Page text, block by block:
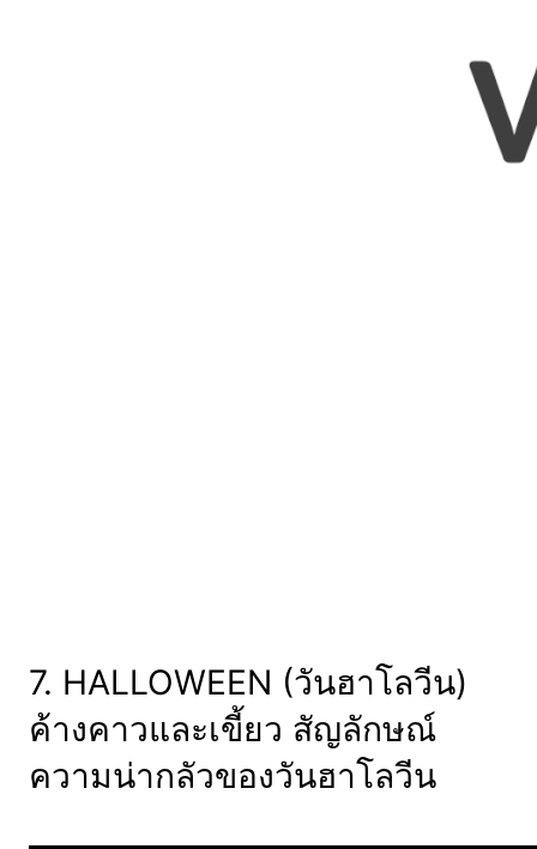
7. HALLOWEEN (วันฮาโลวีน)
ค้างคาวและเขี้ยว สัญลักษณ์
ความน่ากลัวของวันฮาโลวีน